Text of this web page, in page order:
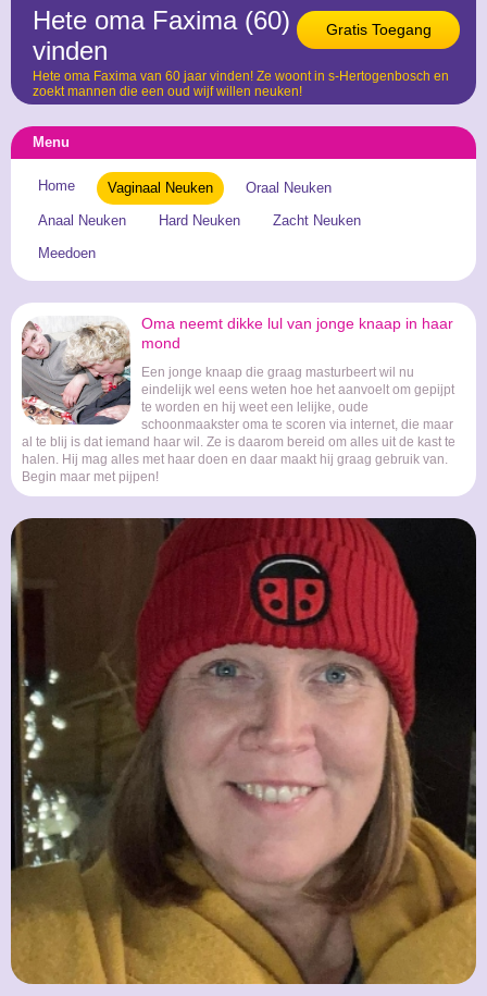
Gratis Toegang
Hete oma Faxima (60)
vinden
Hete oma Faxima van 60 jaar vinden! Ze woont in s-Hertogenbosch en
zoekt mannen die een oud wijf willen neuken!
Menu
Home Vaginaal Neuken
Oraal Neuken
Anaal Neuken
Hard Neuken
Zacht Neuken
Meedoen
Oma neemt dikke lul van jonge knaap in haar
mond
Een jonge knaap die graag masturbeert wil nu
eindelijk wel eens weten hoe het aanvoelt om gepijpt
te worden en hij weet een lelijke, oude
schoonmaakster oma te scoren via internet, die maar
al te blij is dat iemand haar wil. Ze is daarom bereid om alles uit de kast te
halen. Hij mag alles met haar doen en daar maakt hij graag gebruik van.
Begin maar met pijpen!